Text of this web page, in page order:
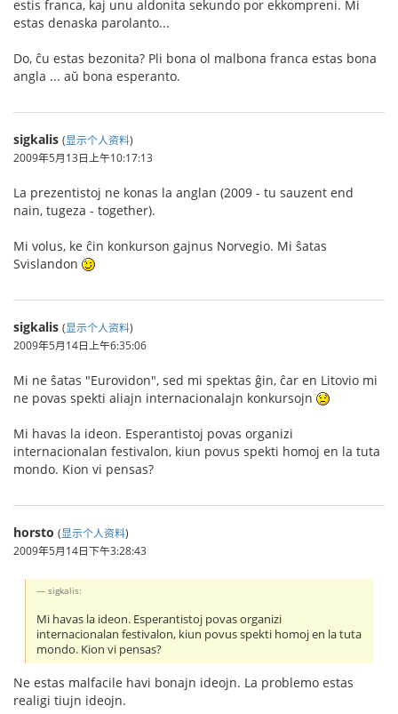
estis franca, kaj unu aldonita sekundo por ekkompreni. Mi
estas denaska parolanto...
Do, ĉu estas bezonita? Pli bona ol malbona franca estas bona
angla ... aŭ bona esperanto.
sigkalis (显示个人资料)
2009年5月13日上午10:17:13
La prezentistoj ne konas la anglan (2009 - tu sauzent end
nain, tugeza - together).
Mi volus, ke ĉin konkurson gajnus Norvegio. Mi ŝatas
Svislandon
sigkalis (显示个人资料)
2009年5月14日上午6:35:06
Mi ne ŝatas "Eurovidon", sed mi spektas ĝin, ĉar en Litovio mi
ne povas spekti aliajn internacionalajn konkursojn
Mi havas la ideon. Esperantistoj povas organizi
internacionalan festivalon, kiun povus spekti homoj en la tuta
mondo. Kion vi pensas?
horsto (显示个人资料)
2009年5月14日下午3:28:43
sigkalis:
Mi havas la ideon. Esperantistoj povas organizi
internacionalan festivalon, kiun povus spekti homoj en la tuta
mondo. Kion vi pensas?
Ne estas malfacile havi bonajn ideojn. La problemo estas
realigi tiujn ideojn.